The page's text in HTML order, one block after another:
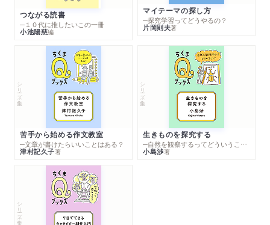
つながる読書
─１０代に推したいこの一冊
小池陽慈編
マイテーマの探し方
─探究学習ってどうやるの？
片岡則夫著
シリーズ・全集
苦手から始める作文教室
─文章が書けたらいいことはある？
津村記久子著
シリーズ・全集
生きものを探究する
─自然を観察するってどういうこと？
小島渉著
シリーズ・全集